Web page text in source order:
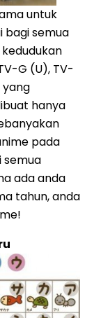
untuk
bagi semua
G (U), TV-
yang
hanya
pada
semua
ada anda
tahun, anda